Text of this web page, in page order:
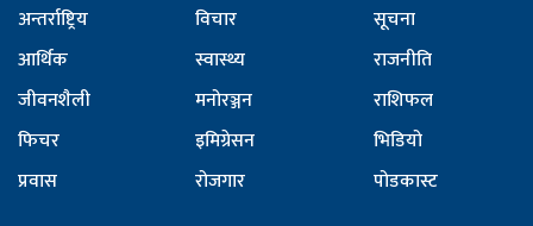
अन्तर्राष्ट्रिय
आर्थिक
जीवनशैली
फिचर
प्रवास
विचार
स्वास्थ्य
मनोरञ्जन
इमिग्रेसन
रोजगार
सूचना
राजनीति
राशिफल
भिडियो
पोडकास्ट